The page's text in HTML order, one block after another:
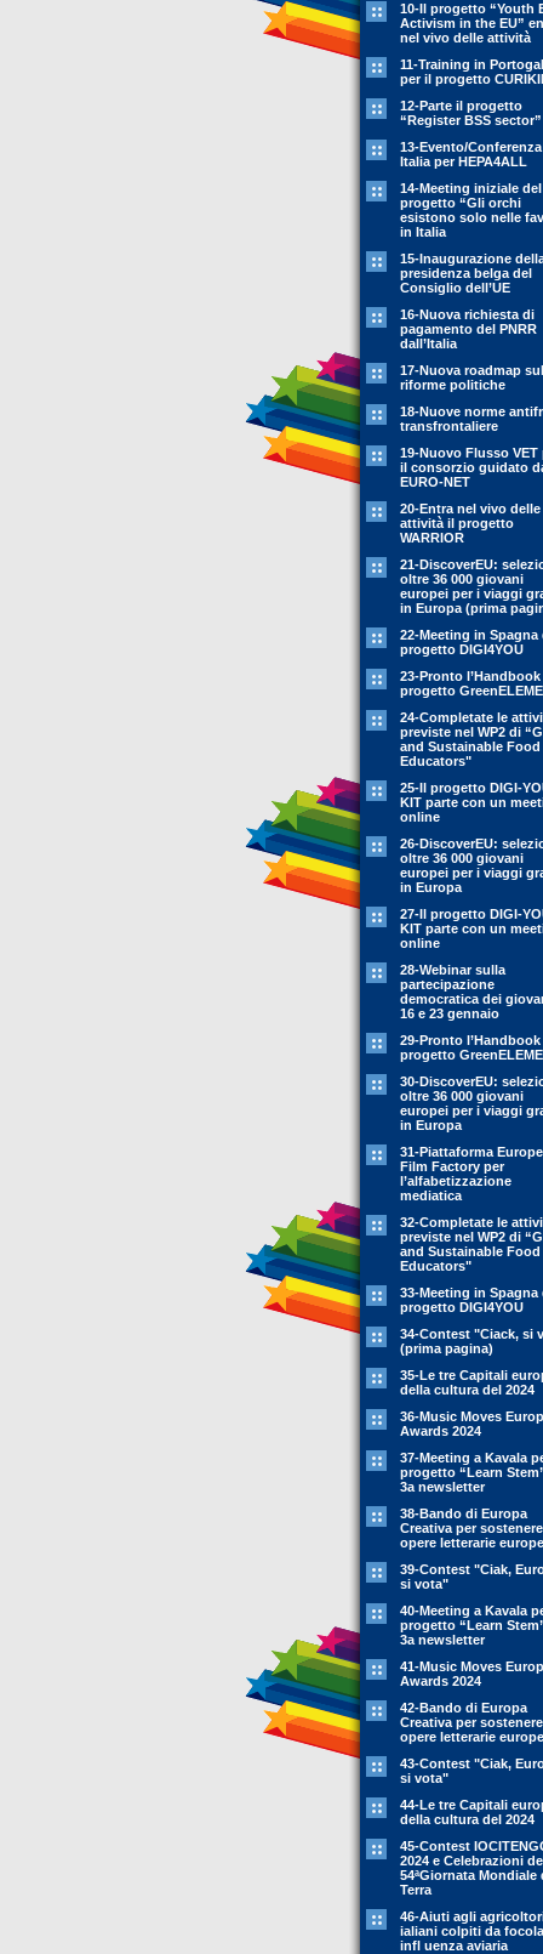
10-Il progetto “Youth
Activism in the EU”
nel vivo delle attività
11-Training in
per il progetto
12-Parte il progetto
“Register BSS sector”
13-Evento/
Italia per HEPA4ALL
14-Meeting iniziale del
progetto “Gli orchi
esistono solo nelle
in Italia
15-Inaugurazione
presidenza belga del
Consiglio dell’UE
16-Nuova richiesta di
pagamento del PNRR
dall’Italia
17-Nuova roadmap
riforme politiche
18-Nuove norme
transfrontaliere
19-Nuovo Flusso VET
il consorzio guidato
EURO-NET
20-Entra nel vivo delle
attività il progetto
WARRIOR
21-DiscoverEU:
oltre 36 000 giovani
europei per i viaggi
in Europa (prima
22-Meeting in Spagna
progetto DIGI4YOU
23-Pronto
progetto
24-Completate le
previste nel WP2 di
and Sustainable Food
Educators"
25-Il progetto DIGI-
KIT parte con un
online
26-DiscoverEU:
oltre 36 000 giovani
europei per i viaggi
in Europa
27-Il progetto DIGI-
KIT parte con un
online
28-Webinar sulla
partecipazione
democratica dei
16 e 23 gennaio
29-Pronto
progetto
30-DiscoverEU:
oltre 36 000 giovani
europei per i viaggi
in Europa
31-Piattaforma
Film Factory per
l’alfabetizzazione
mediatica
32-Completate le
previste nel WP2 di
and Sustainable Food
Educators"
33-Meeting in Spagna
progetto DIGI4YOU
34-Contest "Ciack, si
(prima pagina)
35-Le tre Capitali
della cultura del 2024
36-Music Moves
Awards 2024
37-Meeting a Kavala
progetto “Learn
3a newsletter
38-Bando di Europa
Creativa per
opere letterarie
39-Contest "Ciak,
si vota"
40-Meeting a Kavala
progetto “Learn
3a newsletter
41-Music Moves
Awards 2024
42-Bando di Europa
Creativa per
opere letterarie
43-Contest "Ciak,
si vota"
44-Le tre Capitali
della cultura del 2024
45-Contest
2024 e Celebrazioni
54ªGiornata Mondiale
Terra
46-Aiuti agli
ialiani colpiti da
infl uenza aviaria